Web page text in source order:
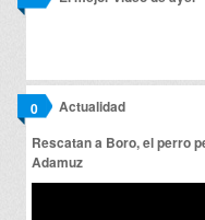
Actualidad
0
Rescatan a Boro, el perro
Adamuz